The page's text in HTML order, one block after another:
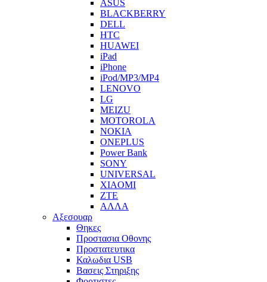
ASUS
BLACKBERRY
DELL
HTC
HUAWEI
iPad
iPhone
iPod/MP3/MP4
LENOVO
LG
MEIZU
MOTOROLA
NOKIA
ONEPLUS
Power Bank
SONY
UNIVERSAL
XIAOMI
ZTE
ΑΛΛΑ
Αξεσουαρ
Θηκες
Προστασια Οθονης
Προστατευτικα
Καλωδια USB
Βασεις Στηριξης